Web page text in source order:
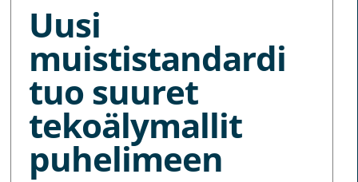
Uusi
muististandardi
tuo suuret
tekoälymallit
puhelimeen